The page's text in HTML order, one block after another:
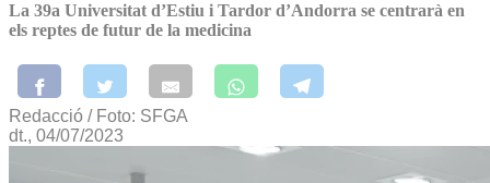
La 39a Universitat d’Estiu i Tardor d’Andorra se centrarà en
els reptes de futur de la medicina
Redacció / Foto: SFGA
dt., 04/07/2023